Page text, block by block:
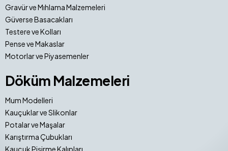
Gravür ve Mıhlama Malzemeleri
Güverse Basacakları
Testere ve Kolları
Pense ve Makaslar
Motorlar ve Piyasemenler
Döküm Malzemeleri
Mum Modelleri
Kauçuklar ve Slikonlar
Potalar ve Maşalar
Karıştırma Çubukları
Kauçuk Pişirme Kalıpları